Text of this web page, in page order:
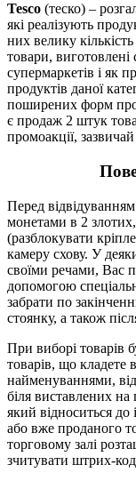
Tesco (теско) –
які реалізують
них велику
товари, виготовлені
супермаркетів і як
продуктів даної
поширених форм
є продаж 2 штук
промоакції,
Перед відвідуванням
монетами в 2
(разблокувати
камеру схову. У
своїми речами, Вас
допомогою
забрати по
стоянку, а також
При виборі товарів
товарів, що кладете
найменуваннями,
біля виставлених на
який відноситься до
або вже проданого
торговому залі
зчитувати штрих-код